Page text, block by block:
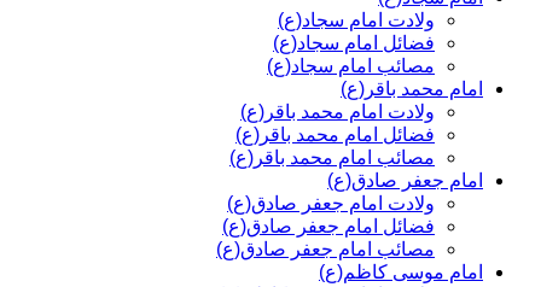
ولادت امام سجاد(ع)
فضائل امام سجاد(ع)
مصائب امام سجاد(ع)
امام محمد باقر(ع)
ولادت امام محمد باقر(ع)
فضائل امام محمد باقر(ع)
مصائب امام محمد باقر(ع)
امام جعفر صادق(ع)
ولادت امام جعفر صادق(ع)
فضائل امام جعفر صادق(ع)
مصائب امام جعفر صادق(ع)
امام موسی کاظم(ع)